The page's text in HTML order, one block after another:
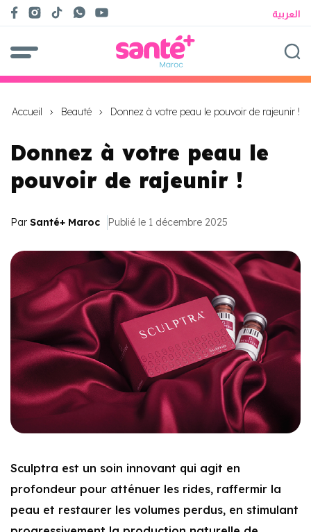
العربية
Accueil Beauté Donnez à votre peau le pouvoir de rajeunir !
Donnez à votre peau le
pouvoir de rajeunir !
Par Santé+ Maroc Publié le 1 décembre 2025
Sculptra est un soin innovant qui agit en
profondeur pour atténuer les rides, raffermir la
peau et restaurer les volumes perdus, en stimulant